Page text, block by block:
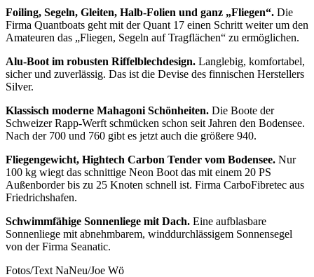
Foiling, Segeln, Gleiten, Halb-Folien und ganz „Fliegen“. Die
Firma Quantboats geht mit der Quant 17 einen Schritt weiter um den
Amateuren das „Fliegen, Segeln auf Tragflächen“ zu ermöglichen.
Alu-Boot im robusten Riffelblechdesign. Langlebig, komfortabel,
sicher und zuverlässig. Das ist die Devise des finnischen Herstellers
Silver.
Klassisch moderne Mahagoni Schönheiten. Die Boote der
Schweizer Rapp-Werft schmücken schon seit Jahren den Bodensee.
Nach der 700 und 760 gibt es jetzt auch die größere 940.
Fliegengewicht, Hightech Carbon Tender vom Bodensee. Nur
100 kg wiegt das schnittige Neon Boot das mit einem 20 PS
Außenborder bis zu 25 Knoten schnell ist. Firma CarboFibretec aus
Friedrichshafen.
Schwimmfähige Sonnenliege mit Dach. Eine aufblasbare
Sonnenliege mit abnehmbarem, winddurchlässigem Sonnensegel
von der Firma Seanatic.
Fotos/Text NaNeu/Joe Wö